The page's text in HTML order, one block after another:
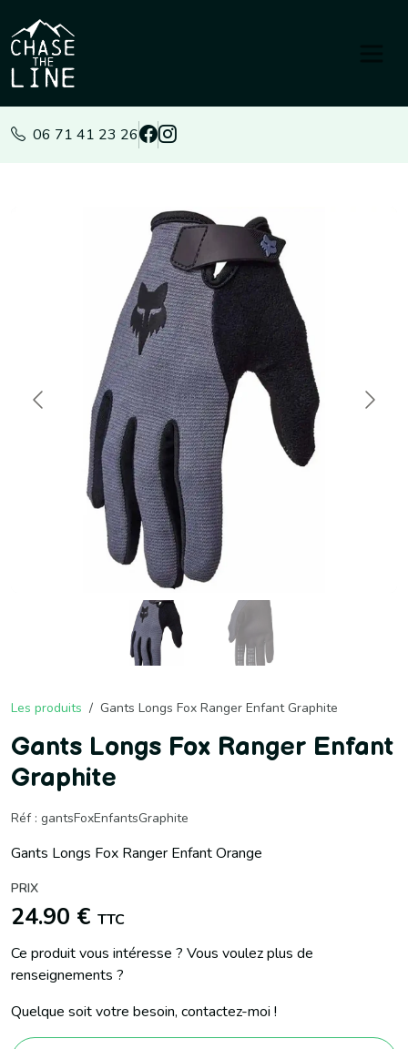
06 71 41 23 26
Les produits Gants Longs Fox Ranger Enfant Graphite
Gants Longs Fox Ranger Enfant
Graphite
Réf : gantsFoxEnfantsGraphite
Gants Longs Fox Ranger Enfant Orange
PRIX
24.90 € TTC
Ce produit vous intéresse ? Vous voulez plus de
renseignements ?
Quelque soit votre besoin, contactez-moi !